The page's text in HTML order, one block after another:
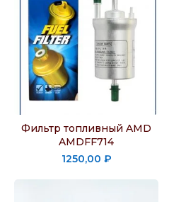
Фильтр топливный AMD
AMDFF714
1250,00 ₽